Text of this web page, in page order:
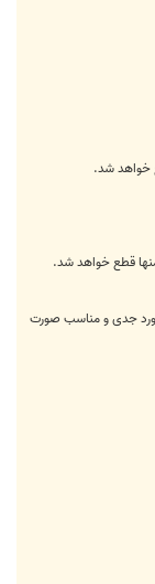
خواهد شد.
قطع خواهد شد.
جدی و مناسب صورت